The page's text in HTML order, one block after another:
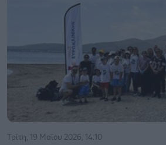
Τρίτη, 19 Μαΐου 2026, 14:10